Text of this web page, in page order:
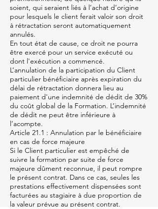
soient, qui seraient liés à l’achat d’origine
pour lesquels le client ferait valoir son droit
à rétractation seront automatiquement
annulés.
En tout état de cause, ce droit ne pourra
être exercé pour un service exécuté ou
dont l'exécution a commencé.
L’annulation de la participation du Client
particulier bénéficiaire après expiration du
délai de rétractation donnera lieu au
paiement d'une indemnité de dédit de 30%
du coût global de la Formation. L’indemnité
de dédit ne peut être inférieure à
l’acompte.
Article 21.1 : Annulation par le bénéficiaire
en cas de force majeure
Si le Client particulier est empêché de
suivre la formation par suite de force
majeure dûment reconnue, il peut rompre
le présent contrat. Dans ce cas, seules les
prestations effectivement dispensées sont
facturées au stagiaire à due proportion de
la valeur prévue au présent contrat.